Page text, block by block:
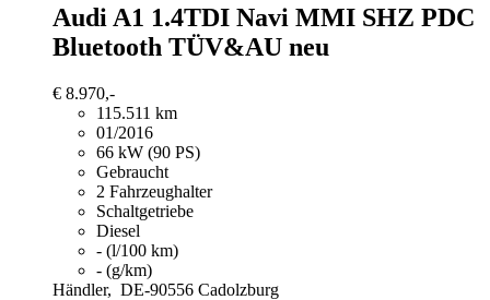
Audi A1 1.4TDI Navi MMI SHZ PDC
Bluetooth TÜV&AU neu
€ 8.970,-
115.511 km
01/2016
66 kW (90 PS)
Gebraucht
2 Fahrzeughalter
Schaltgetriebe
Diesel
- (l/100 km)
- (g/km)
Händler, DE-90556 Cadolzburg